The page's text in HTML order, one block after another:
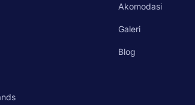
Akomodasi
Galeri
Blog